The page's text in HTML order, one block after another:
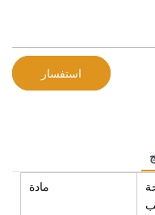
استفسار
مادة